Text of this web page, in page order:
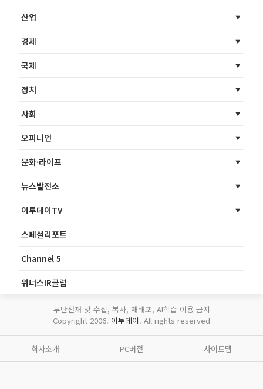
산업
경제
국제
정치
사회
오피니언
문화·라이프
뉴스발전소
이투데이TV
스페셜리포트
Channel 5
위너스IR클럽
무단전재 및 수집, 복사, 재배포, AI학습 이용 금지
Copyright 2006. 이투데이. All rights reserved
회사소개 PC버전 사이트맵